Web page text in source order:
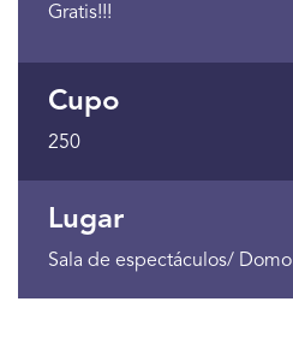
Gratis!!!
Cupo
250
Lugar
Sala de espectáculos/ Domo